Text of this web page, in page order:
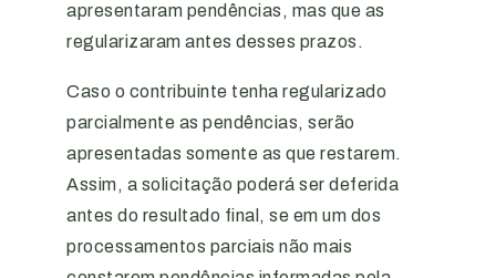
apresentaram pendências, mas que as
regularizaram antes desses prazos.
Caso o contribuinte tenha regularizado
parcialmente as pendências, serão
apresentadas somente as que restarem.
Assim, a solicitação poderá ser deferida
antes do resultado final, se em um dos
processamentos parciais não mais